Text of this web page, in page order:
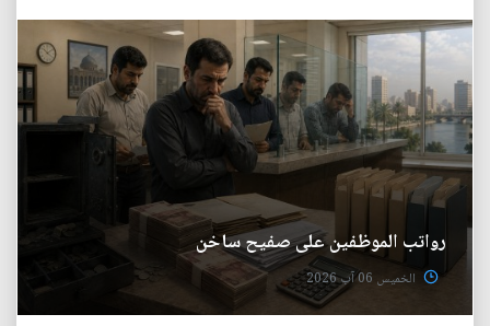
رواتب الموظفين على صفيح ساخن
الخميس 06 آب 2026